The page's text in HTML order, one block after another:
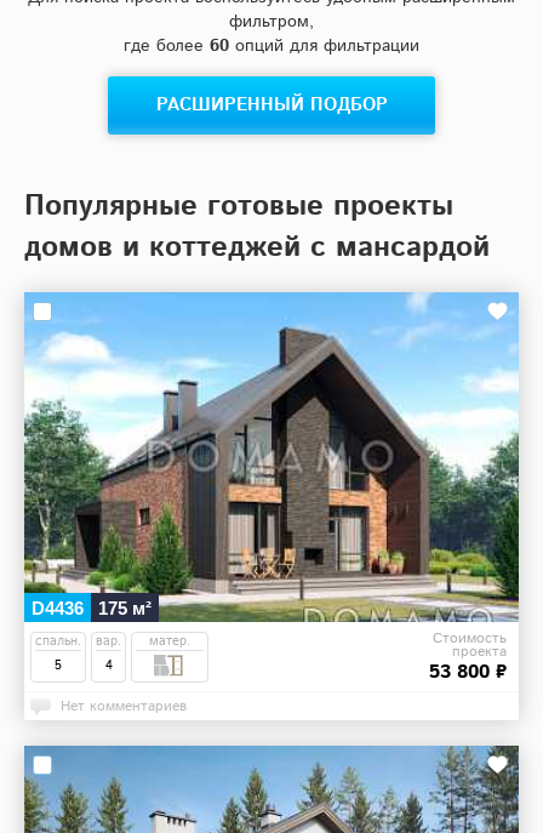
фильтром,
где более 60 опций для фильтрации
РАСШИРЕННЫЙ ПОДБОР
Популярные готовые проекты
домов и коттеджей с мансардой
D4436 175 м²
спальн.
5
вар.
4
матер. Стоимость
проекта
53 800 ₽
Нет комментариев